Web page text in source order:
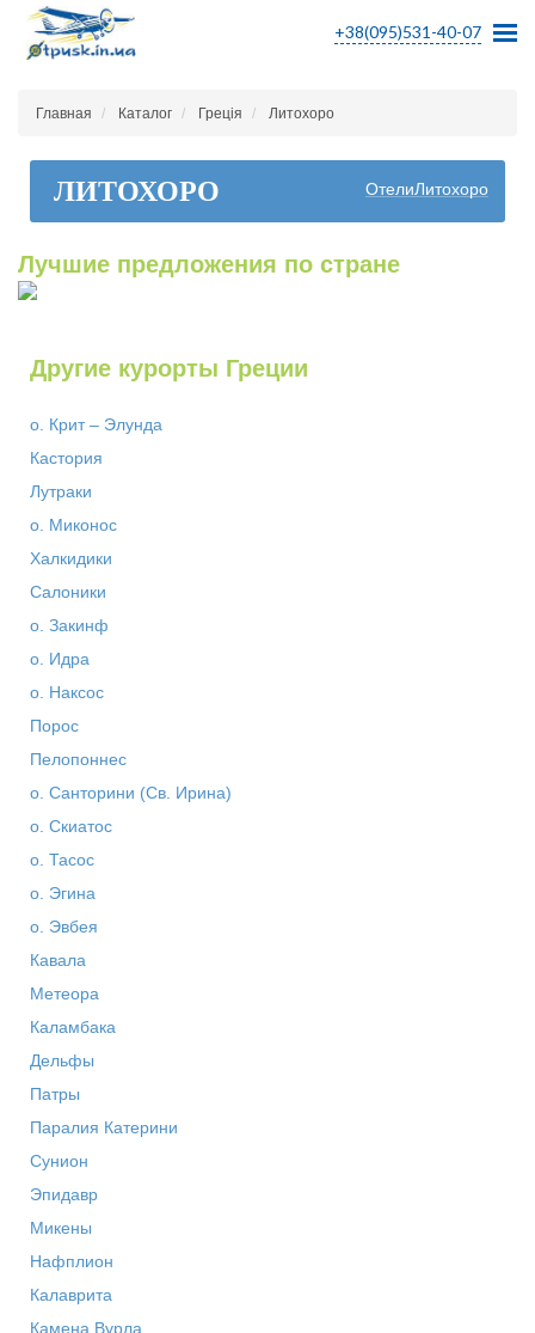
+38(095)531-40-07
Главная Каталог Греція Литохоро
ЛИТОХОРО ОтелиЛитохоро
Лучшие предложения по стране
Другие курорты Греции
о. Крит – Элунда
Кастория
Лутраки
о. Миконос
Халкидики
Салоники
о. Закинф
о. Идра
о. Наксос
Порос
Пелопоннес
о. Санторини (Св. Ирина)
о. Скиатос
о. Тасос
о. Эгина
о. Эвбея
Кавала
Метеора
Каламбака
Дельфы
Патры
Паралия Катерини
Сунион
Эпидавр
Микены
Нафплион
Калаврита
Камена Вурла